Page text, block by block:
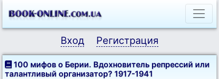
Вход Регистрация
100 мифов о Берии. Вдохновитель репрессий или
талантливый организатор? 1917-1941